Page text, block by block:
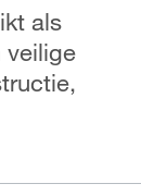
als
veilige